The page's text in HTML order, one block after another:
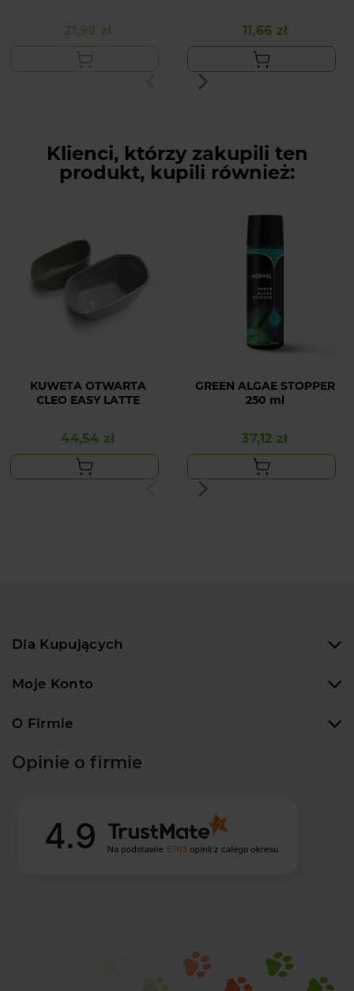
Cena
21,99 zł
Cena
11,66 zł
Klienci, którzy zakupili ten
produkt, kupili również:
KUWETA OTWARTA
CLEO EASY LATTE
Cena
44,54 zł
GREEN ALGAE STOPPER
250 ml
Cena
37,12 zł
Dla Kupujących
Moje Konto
O Firmie
Opinie o firmie